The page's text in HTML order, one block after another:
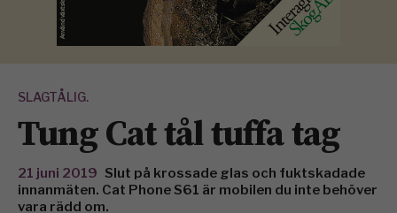
SLAGTÅLIG.
Tung Cat tål tuffa tag
21 juni 2019 Slut på krossade glas och fuktskadade
innanmäten. Cat Phone S61 är mobilen du inte behöver
vara rädd om.